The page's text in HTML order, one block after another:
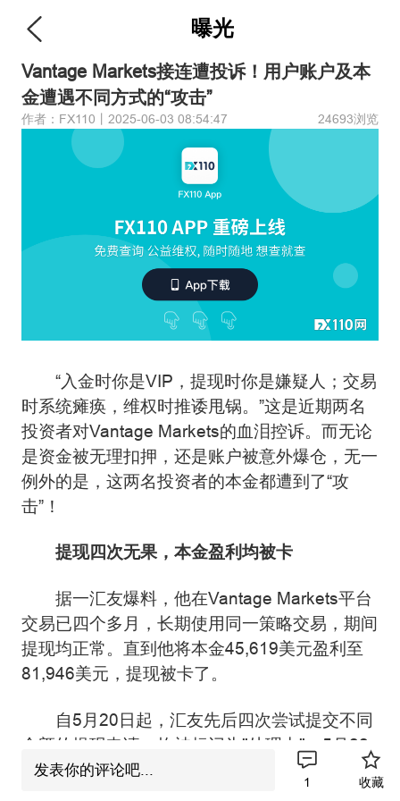
曝光
Vantage Markets接连遭投诉！用户账户及本
金遭遇不同方式的“攻击”
作者：FX110丨2025-06-03 08:54:47 24693浏览
“入金时你是VIP，提现时你是嫌疑人；交易
时系统瘫痪，维权时推诿甩锅。”这是近期两名
投资者对Vantage Markets的血泪控诉。而无论
是资金被无理扣押，还是账户被意外爆仓，无一
例外的是，这两名投资者的本金都遭到了“攻
击”！
提现四次无果，本金盈利均被卡
据一汇友爆料，他在Vantage Markets平台
交易已四个多月，长期使用同一策略交易，期间
提现均正常。直到他将本金45,619美元盈利至
81,946美元，提现被卡了。
自5月20日起，汇友先后四次尝试提交不同
金额的提现申请，均被标记为"处理中"。5月22
日，平台客服承诺"24小时内释放资金"，但随后
发表你的评论吧...
1 收藏